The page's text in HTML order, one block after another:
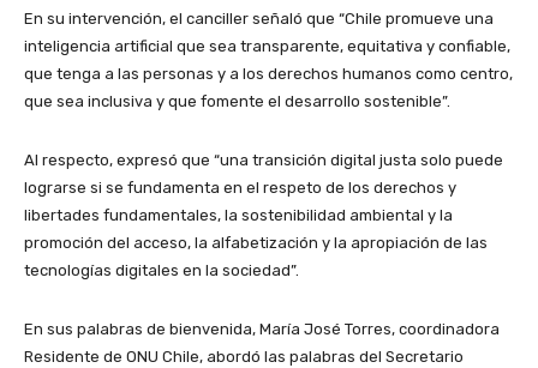
En su intervención, el canciller señaló que “Chile promueve una
inteligencia artificial que sea transparente, equitativa y confiable,
que tenga a las personas y a los derechos humanos como centro,
que sea inclusiva y que fomente el desarrollo sostenible”.
Al respecto, expresó que “una transición digital justa solo puede
lograrse si se fundamenta en el respeto de los derechos y
libertades fundamentales, la sostenibilidad ambiental y la
promoción del acceso, la alfabetización y la apropiación de las
tecnologías digitales en la sociedad”.
En sus palabras de bienvenida, María José Torres, coordinadora
Residente de ONU Chile, abordó las palabras del Secretario